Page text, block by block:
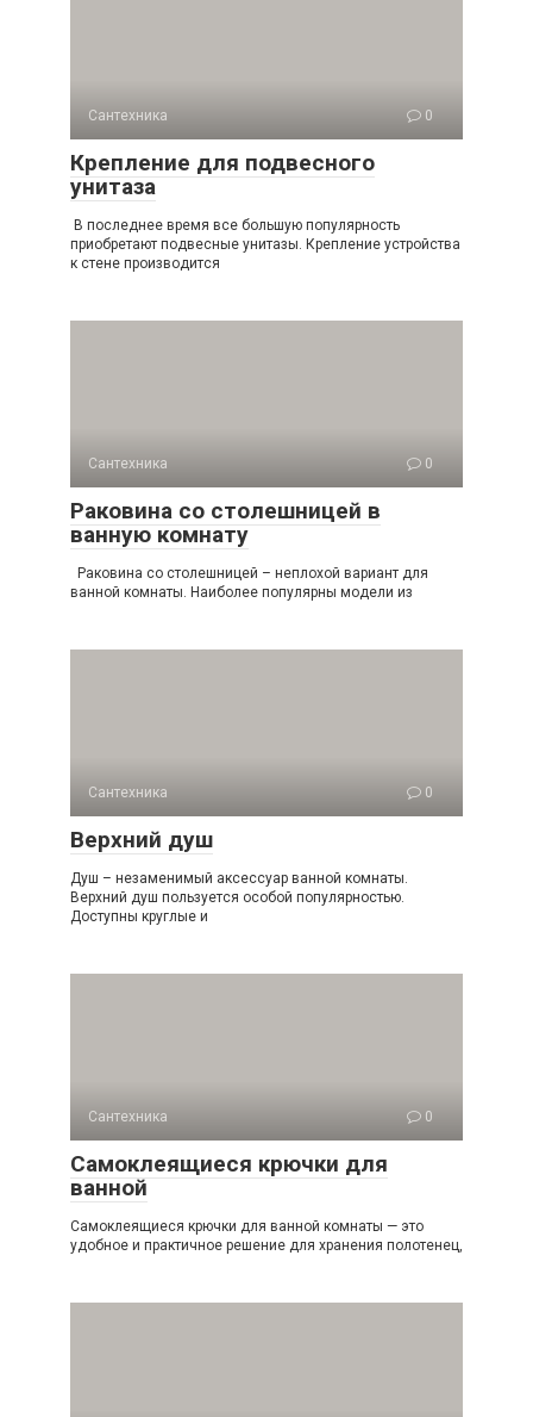
Сантехника 0
Крепление для подвесного
унитаза
В последнее время все большую популярность
приобретают подвесные унитазы. Крепление устройства
к стене производится
Сантехника 0
Раковина со столешницей в
ванную комнату
Раковина со столешницей – неплохой вариант для
ванной комнаты. Наиболее популярны модели из
Сантехника 0
Верхний душ
Душ – незаменимый аксессуар ванной комнаты.
Верхний душ пользуется особой популярностью.
Доступны круглые и
Сантехника 0
Самоклеящиеся крючки для
ванной
Самоклеящиеся крючки для ванной комнаты — это
удобное и практичное решение для хранения полотенец,